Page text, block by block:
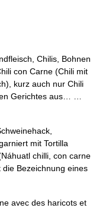
Chilis, Bohnen
con Carne (Chili mit
kurz auch nur Chili
Gerichtes aus… …
mit Tortilla
chilli, con carne
Bezeichnung eines
avec des haricots et